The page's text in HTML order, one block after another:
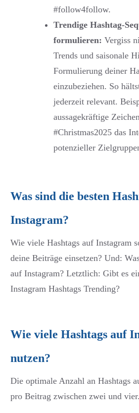
#follow4follow.
Trendige Hashtag-
formulieren: Vergiss
Trends und saisonale
Formulierung deiner
einzubeziehen. So
jederzeit relevant.
aussagekräftige
#Christmas2025 das
potenzieller
Was sind die besten
Instagram?
Wie viele Hashtags auf Instagram
deine Beiträge einsetzen? Und:
auf Instagram? Letztlich: Gibt es
Instagram Hashtags Trending?
Wie viele Hashtags auf
nutzen?
Die optimale Anzahl an Hashtags
pro Beitrag zwischen zwei und vier.